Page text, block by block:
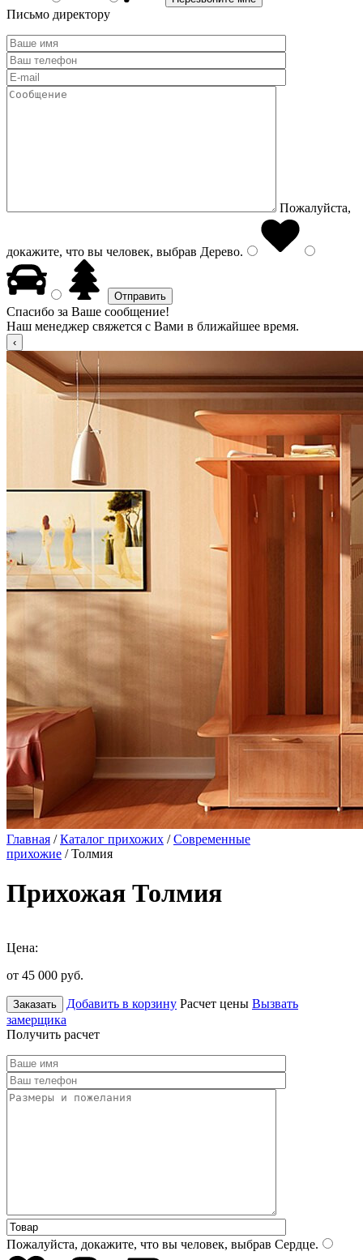
Письмо директору
Пожалуйста,
докажите, что вы человек, выбрав Дерево.
Спасибо за Ваше сообщение!
Наш менеджер свяжется с Вами в ближайшее время.
Главная /Каталог прихожих /Современные
прихожие / Толмия
Прихожая Толмия
Цена:
от 45 000 руб.
Заказать Добавить в корзину Расчет цены Вызвать
замерщика
Получить расчет
Пожалуйста, докажите, что вы человек, выбрав Сердце.